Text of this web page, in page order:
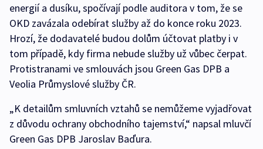
energií a dusíku, spočívají podle auditora v tom, že se
OKD zavázala odebírat služby až do konce roku 2023.
Hrozí, že dodavatelé budou dolům účtovat platby i v
tom případě, kdy firma nebude služby už vůbec čerpat.
Protistranami ve smlouvách jsou Green Gas DPB a
Veolia Průmyslové služby ČR.
„K detailům smluvních vztahů se nemůžeme vyjadřovat
z důvodu ochrany obchodního tajemství,“ napsal mluvčí
Green Gas DPB Jaroslav Baďura.